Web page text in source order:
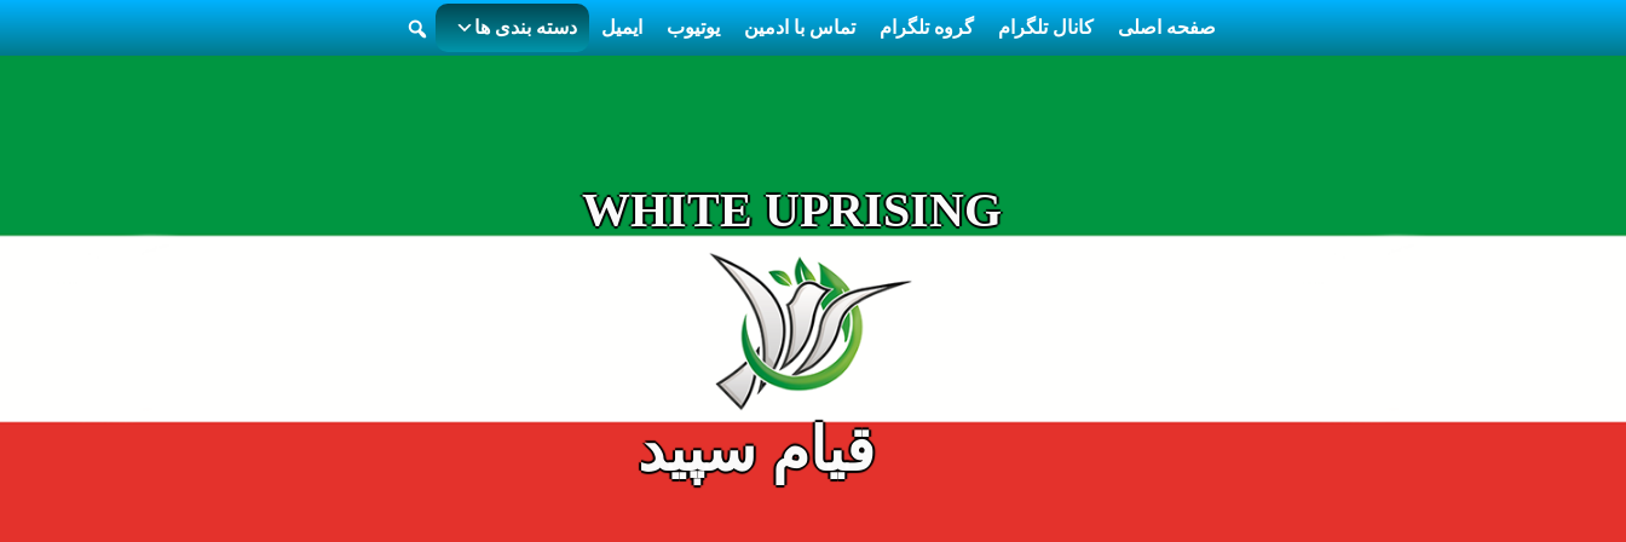
صفحه اصلی کانال تلگرام گروه تلگرام تماس با ادمین یوتیوب ایمیل دسته بندی ها
WHITE UPRISING
قیام سپید